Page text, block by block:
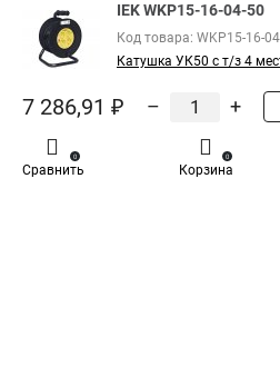
IEK WKP15-16-04-50
Код товара: WKP15-16-
Катушка УК50 с т/з 4
7 286,91 ₽ – +
Сравнить
0
Корзина
0